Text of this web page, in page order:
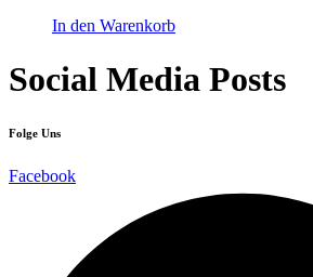
In den Warenkorb
Social Media Posts
Folge Uns
Facebook